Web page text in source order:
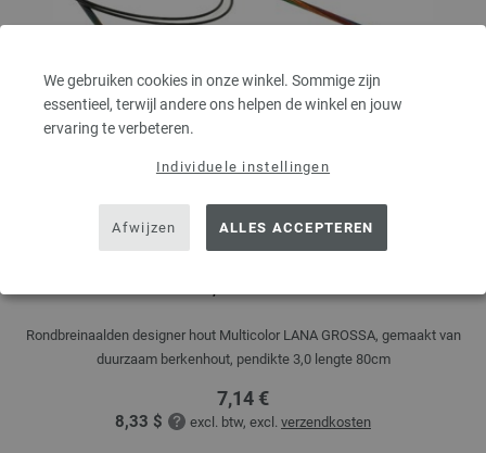
We gebruiken cookies in onze winkel. Sommige zijn
essentieel, terwijl andere ons helpen de winkel en jouw
ervaring te verbeteren.
Individuele instellingen
Afwijzen ALLES ACCEPTEREN
Rondbreinaalden Designer Hout Multicolor dikte
Rondbreinaalden designer hout Multicolor LANA GROSSA, gemaakt van
duurzaam berkenhout, pendikte 3,0 lengte 80cm
7,14 €
8,33 $ excl. btw, excl. verzendkosten